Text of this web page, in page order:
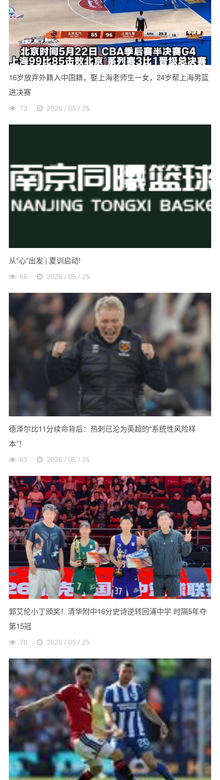
16岁放弃外籍入中国籍，娶上海老师生一女，24岁帮上海男篮
进决赛
73 2026 / 05 / 25
从“心”出发 | 夏训启动!
66 2026 / 05 / 25
德泽尔比11分续命背后：热刺已沦为英超的“系统性风险样
本”！
63 2026 / 05 / 25
郭艾伦小丁颁奖！清华附中16分史诗逆转回浦中学 时隔5年夺
第15冠
70 2026 / 05 / 25